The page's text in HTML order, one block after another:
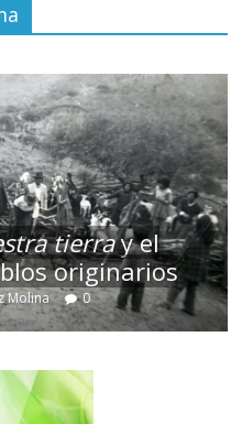
tierray el
originarios
Molina 0